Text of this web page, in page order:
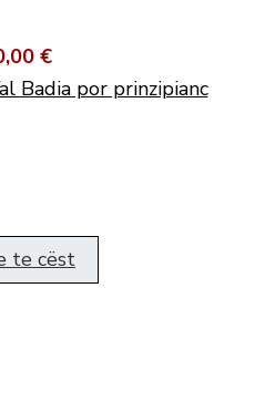
€
Badia por prinzipianc
te cëst